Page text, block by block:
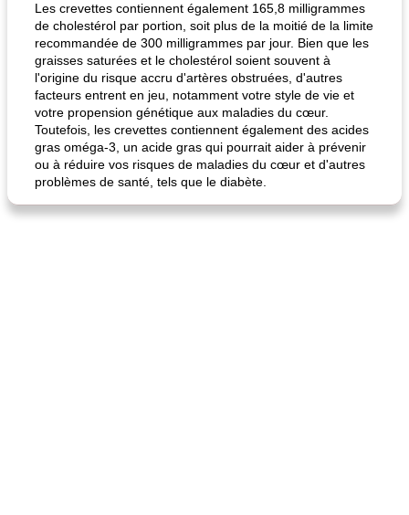
fiesta tostadas le méga's jopp joes
Les crevettes contiennent également 165,8 milligrammes
de cholestérol par portion, soit plus de la moitié de la limite
recommandée de 300 milligrammes par jour. Bien que les
graisses saturées et le cholestérol soient souvent à
l'origine du risque accru d'artères obstruées, d'autres
facteurs entrent en jeu, notamment votre style de vie et
votre propension génétique aux maladies du cœur.
Toutefois, les crevettes contiennent également des acides
gras oméga-3, un acide gras qui pourrait aider à prévenir
ou à réduire vos risques de maladies du cœur et d'autres
problèmes de santé, tels que le diabète.